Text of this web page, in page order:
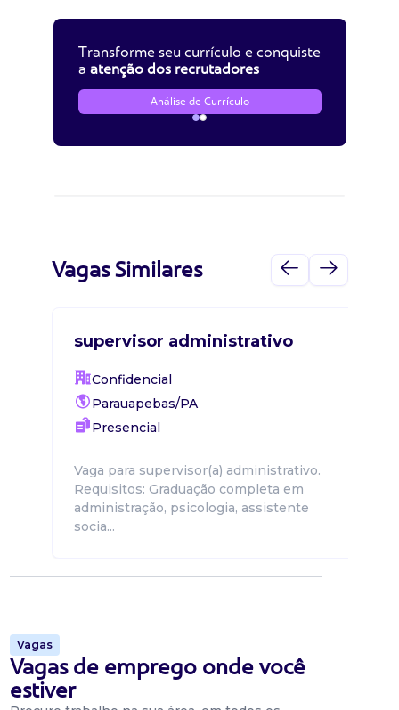
Transforme seu currículo e conquiste
a atenção dos recrutadores
Análise de Currículo
Vagas Similares
supervisor administrativo
Confidencial
Parauapebas/PA
Presencial
Vaga para supervisor(a) administrativo.
Requisitos: Graduação completa em
administração, psicologia, assistente
socia...
Vagas
Vagas de emprego onde você
estiver